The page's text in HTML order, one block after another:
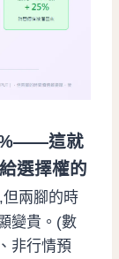
這就
選擇權的
兩腳的時
變貴。(數
非行情預